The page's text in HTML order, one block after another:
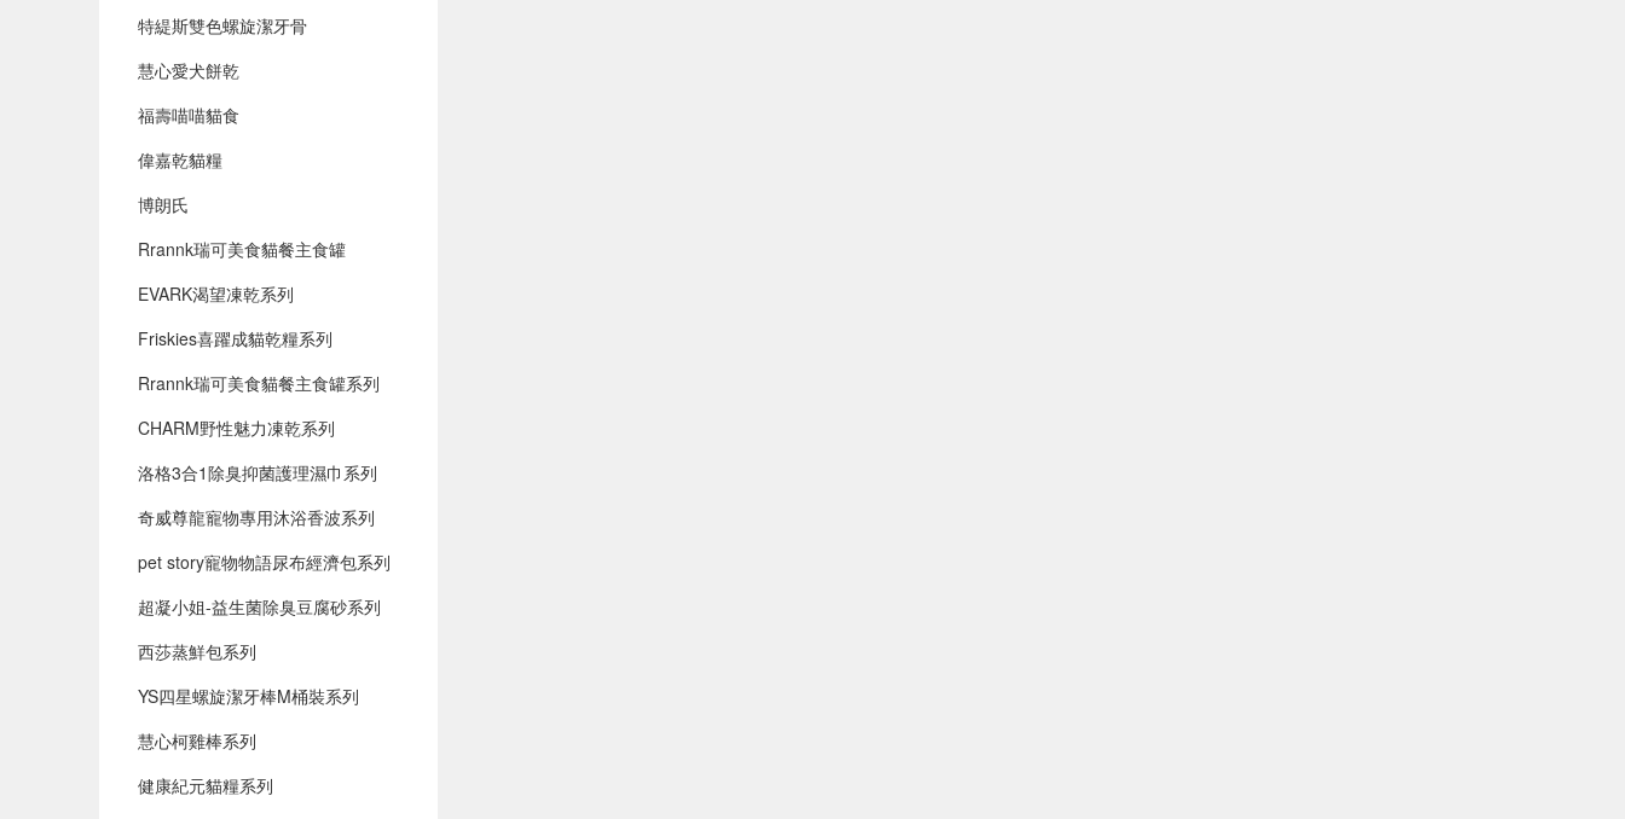
特緹斯雙色螺旋潔牙骨
慧心愛犬餅乾
福壽喵喵貓食
偉嘉乾貓糧
博朗氏
Rrannk瑞可美食貓餐主食罐
EVARK渴望凍乾系列
Friskies喜躍成貓乾糧系列
Rrannk瑞可美食貓餐主食罐系列
CHARM野性魅力凍乾系列
洛格3合1除臭抑菌護理濕巾系列
奇威尊龍寵物專用沐浴香波系列
pet story寵物物語尿布經濟包系列
超凝小姐-益生菌除臭豆腐砂系列
西莎蒸鮮包系列
YS四星螺旋潔牙棒M桶裝系列
慧心柯雞棒系列
健康紀元貓糧系列